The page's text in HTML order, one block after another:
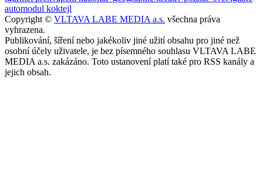
automodul koktejl
Copyright © VLTAVA LABE MEDIA a.s. všechna práva
vyhrazena.
Publikování, šíření nebo jakékoliv jiné užití obsahu pro jiné než
osobní účely uživatele, je bez písemného souhlasu VLTAVA LABE
MEDIA a.s. zakázáno. Toto ustanovení platí také pro RSS kanály a
jejich obsah.